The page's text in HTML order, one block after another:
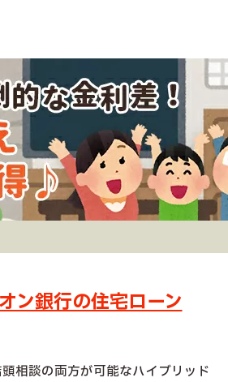
ン銀行の住宅ローン
相談の両方が可能なハイブリッド